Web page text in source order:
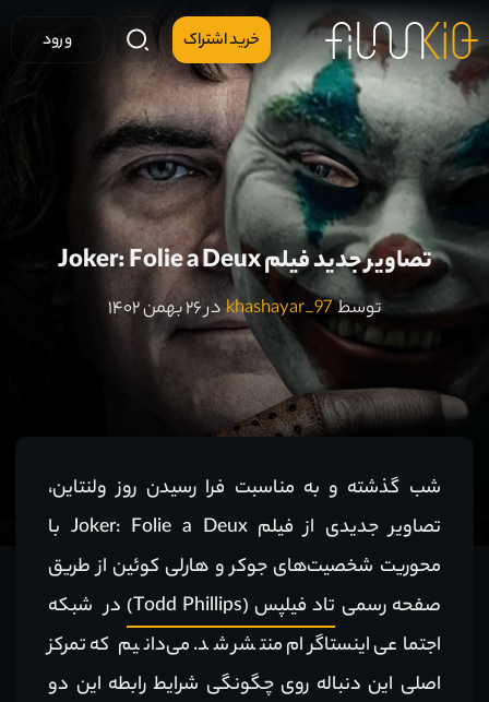
خرید اشتراک ورود
تصاویر جدید فیلم Joker: Folie a Deux
توسطkhashayar_97در ۲۶ بهمن ۱۴۰۲
شب گذشته و به مناسبت فرا رسیدن روز ولنتاین،
تصاویر جدیدی از فیلم Joker: Folie a Deux با
محوریت شخصیت‌های جوکر و هارلی کوئین از طریق
صفحه رسمی تاد فیلپس (Todd Phillips)
در شبکه
اجتماعی اینستاگرام منتشر شد. می‌دانیم که تمرکز
اصلی این دنباله روی چگونگی شرایط رابطه این دو